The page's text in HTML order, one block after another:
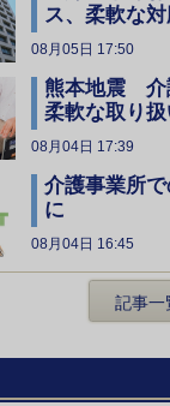
ス、柔軟な
08月05日 17:50
熊本地震 介
柔軟な取り
08月04日 17:39
介護事業所
に
08月04日 16:45
記事一